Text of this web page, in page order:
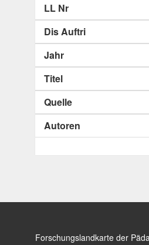
LL Nr
Dis Auftri
Jahr
Titel
Quelle
Autoren
Forschungslandkarte der